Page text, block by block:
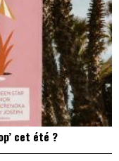
cet été ?